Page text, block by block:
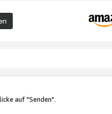
auf "Senden".